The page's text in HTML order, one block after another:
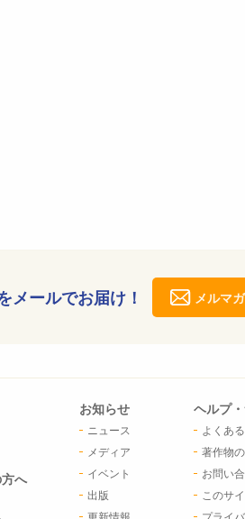
メールでお届け！ メルマ
へ
お知らせ
ニュース
メディア
イベント
出版
更新情報
ヘルプ
よくあ
著作物
お問い
このサ
プライ